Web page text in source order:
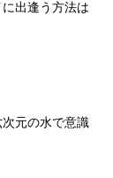
に出逢う方法は
元の水で意識